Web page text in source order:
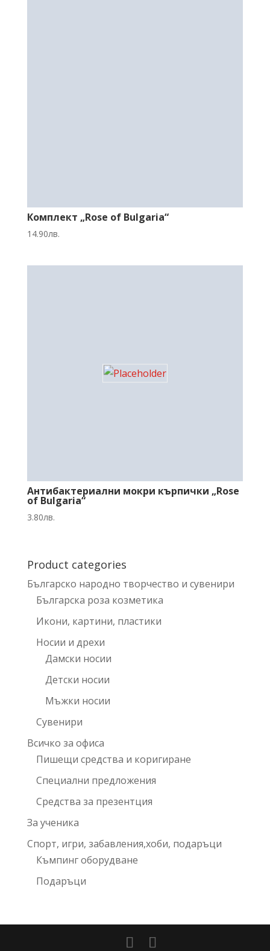
Комплект „Rose of Bulgaria“
14.90лв.
Антибактериални мокри кърпички „Rose
of Bulgaria“
3.80лв.
Product categories
Българско народно творчество и сувенири
Българска роза козметика
Икони, картини, пластики
Носии и дрехи
Дамски носии
Детски носии
Мъжки носии
Сувенири
Всичко за офиса
Пишещи средства и коригиране
Специални предложения
Средства за презентция
За ученика
Спорт, игри, забавления,хоби, подаръци
Къмпинг оборудване
Подаръци